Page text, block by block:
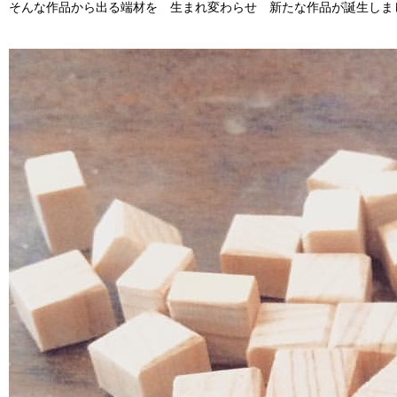
そんな作品から出る端材を 生まれ変わらせ 新たな作品が誕生しま